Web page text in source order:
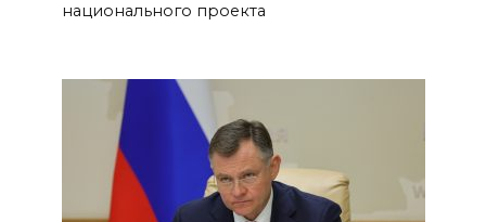
национального проекта